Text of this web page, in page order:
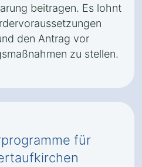
beitragen. Es lohnt
den Antrag vor
zu stellen.
für